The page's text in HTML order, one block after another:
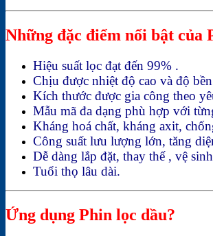
Những đặc điểm nổi bật của
Hiệu suất lọc đạt đến 99% .
Chịu được nhiệt độ cao và độ
Kích thước được gia công theo
Mẫu mã đa dạng phù hợp với
Kháng hoá chất, kháng axit,
Công suất lưu lượng lớn, tăng
Dễ dàng lắp đặt, thay thế , vệ
Tuổi thọ lâu dài.
Ứng dụng Phin lọc dầu?